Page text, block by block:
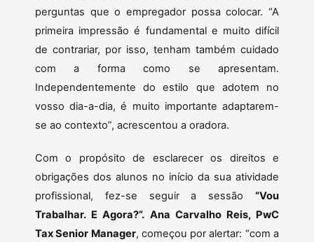
perguntas que o empregador possa colocar. “A
primeira impressão é fundamental e muito difícil
de contrariar, por isso, tenham também cuidado
com a forma como se apresentam.
Independentemente do estilo que adotem no
vosso dia-a-dia, é muito importante adaptarem-
se ao contexto”, acrescentou a oradora.
Com o propósito de esclarecer os direitos e
obrigações dos alunos no início da sua atividade
profissional, fez-se seguir a sessão “Vou
Trabalhar. E Agora?”. Ana Carvalho Reis, PwC
Tax Senior Manager, começou por alertar: “com a